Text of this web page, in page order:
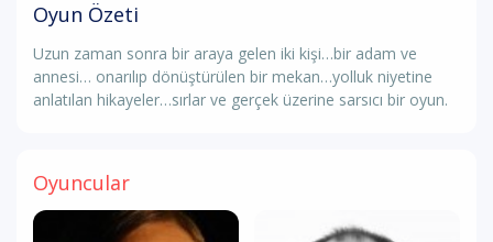
Oyun Özeti
Uzun zaman sonra bir araya gelen iki kişi…bir adam ve
annesi… onarılıp dönüştürülen bir mekan…yolluk niyetine
anlatılan hikayeler…sırlar ve gerçek üzerine sarsıcı bir oyun.
Oyuncular